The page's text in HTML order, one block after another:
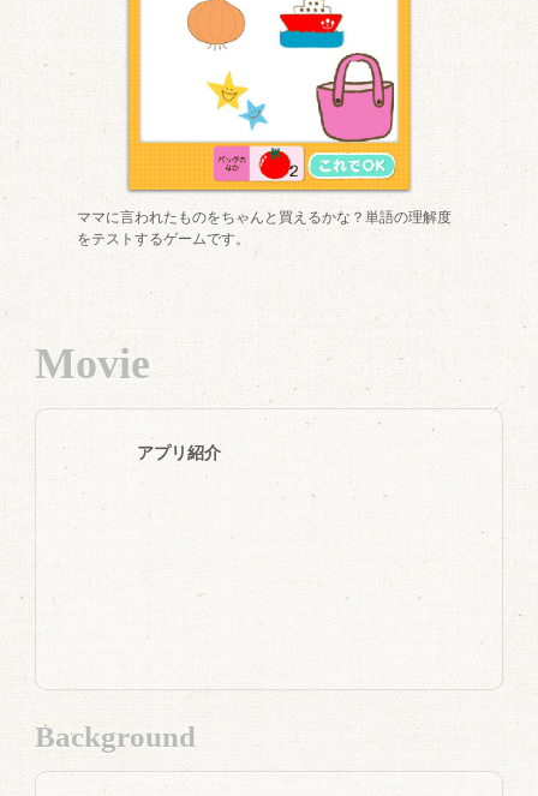
ママに言われたものをちゃんと買えるかな？単語の理解度
をテストするゲームです。
Movie
アプリ紹介
Background